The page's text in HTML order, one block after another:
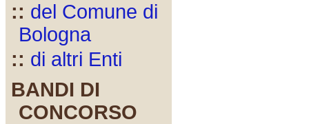
:: del Comune di
Bologna
:: di altri Enti
BANDI DI
CONCORSO